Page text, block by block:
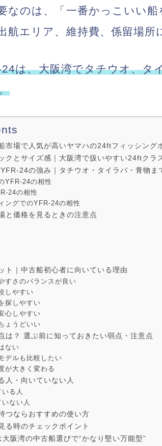
なのは、「一番かっこいい
航エリア、維持費、係留場所
は、大阪湾でタチウオ、タ
市場で人気が高いヤマハの24ftフィッシング
クとサイズ感｜大阪湾で扱いやすい24ftクラ
24の強み｜タチウオ・タイラバ・青物
YFR-24の相性
24の相性
ングでのYFR-24の相性
と価格を見るときの注意点
ト｜中古船初心者に向いている理由
すさのバランスが良い
しやすい
探しやすい
心しやすい
ょうどいい
は？ 選ぶ前に知っておきたい弱点・注意点
ない
デルも比較したい
が大きく変わる
人・向いていない人
る人
ない人
つならおすすめの使い方
る時のチェックポイント
阪湾の中古船選びで“かなり堅い万能型”